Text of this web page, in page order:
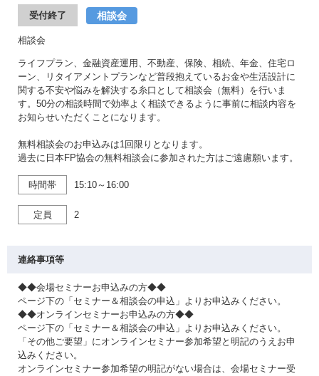
受付終了 相談会
相談会
ライフプラン、金融資産運用、不動産、保険、相続、年金、住宅ロ
ーン、リタイアメントプランなど普段抱えているお金や生活設計に
関する不安や悩みを解決する糸口として相談会（無料）を行いま
す。50分の相談時間で効率よく相談できるように事前に相談内容を
お知らせいただくことになります。
無料相談会のお申込みは1回限りとなります。
過去に日本FP協会の無料相談会に参加された方はご遠慮願います。
時間帯 15:10～16:00
定員 2
連絡事項等
◆◆会場セミナーお申込みの方◆◆
ページ下の「セミナー＆相談会の申込」よりお申込みください。
◆◆オンラインセミナーお申込みの方◆◆
ページ下の「セミナー＆相談会の申込」よりお申込みください。
「その他ご要望」にオンラインセミナー参加希望と明記のうえお申
込みください。
オンラインセミナー参加希望の明記がない場合は、会場セミナー受